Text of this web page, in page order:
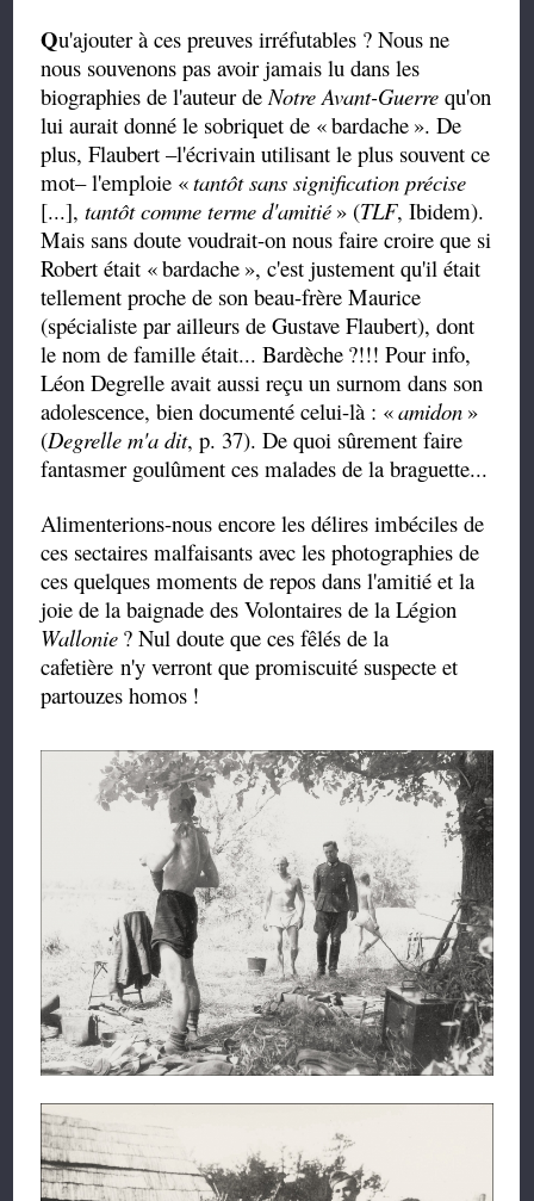
Qu'ajouter à ces preuves irréfutables ? Nous ne
nous souvenons pas avoir jamais lu dans les
biographies de l'auteur de Notre Avant-Guerre qu'on
lui aurait donné le sobriquet de «bardache ». De
plus, Flaubert –l'écrivain utilisant le plus souvent ce
mot– l'emploie «tantôt sans signification précise
[...],tantôt comme terme d'amitié » (TLF, Ibidem).
Mais sans doute voudrait-on nous faire croire que si
Robert était «bardache », c'est justement qu'il était
tellement proche de son beau-frère Maurice
(spécialiste par ailleurs de Gustave Flaubert), dont
le nom de famille était... Bardèche ?!!! Pour info,
Léon Degrelle avait aussi reçu un surnom dans son
adolescence, bien documenté celui-là : «amidon »
(Degrelle m'a dit, p. 37). De quoi sûrement faire
fantasmer goulûment ces malades de la braguette...
Alimenterions-nous encore les délires imbéciles de
ces sectaires malfaisants avec les photographies de
ces quelques moments de repos dans l'amitié et la
joie de la baignade des Volontaires de la Légion
Wallonie ? Nul doute que ces fêlés de la
cafetière n'y verront que promiscuité suspecte et
partouzes homos !